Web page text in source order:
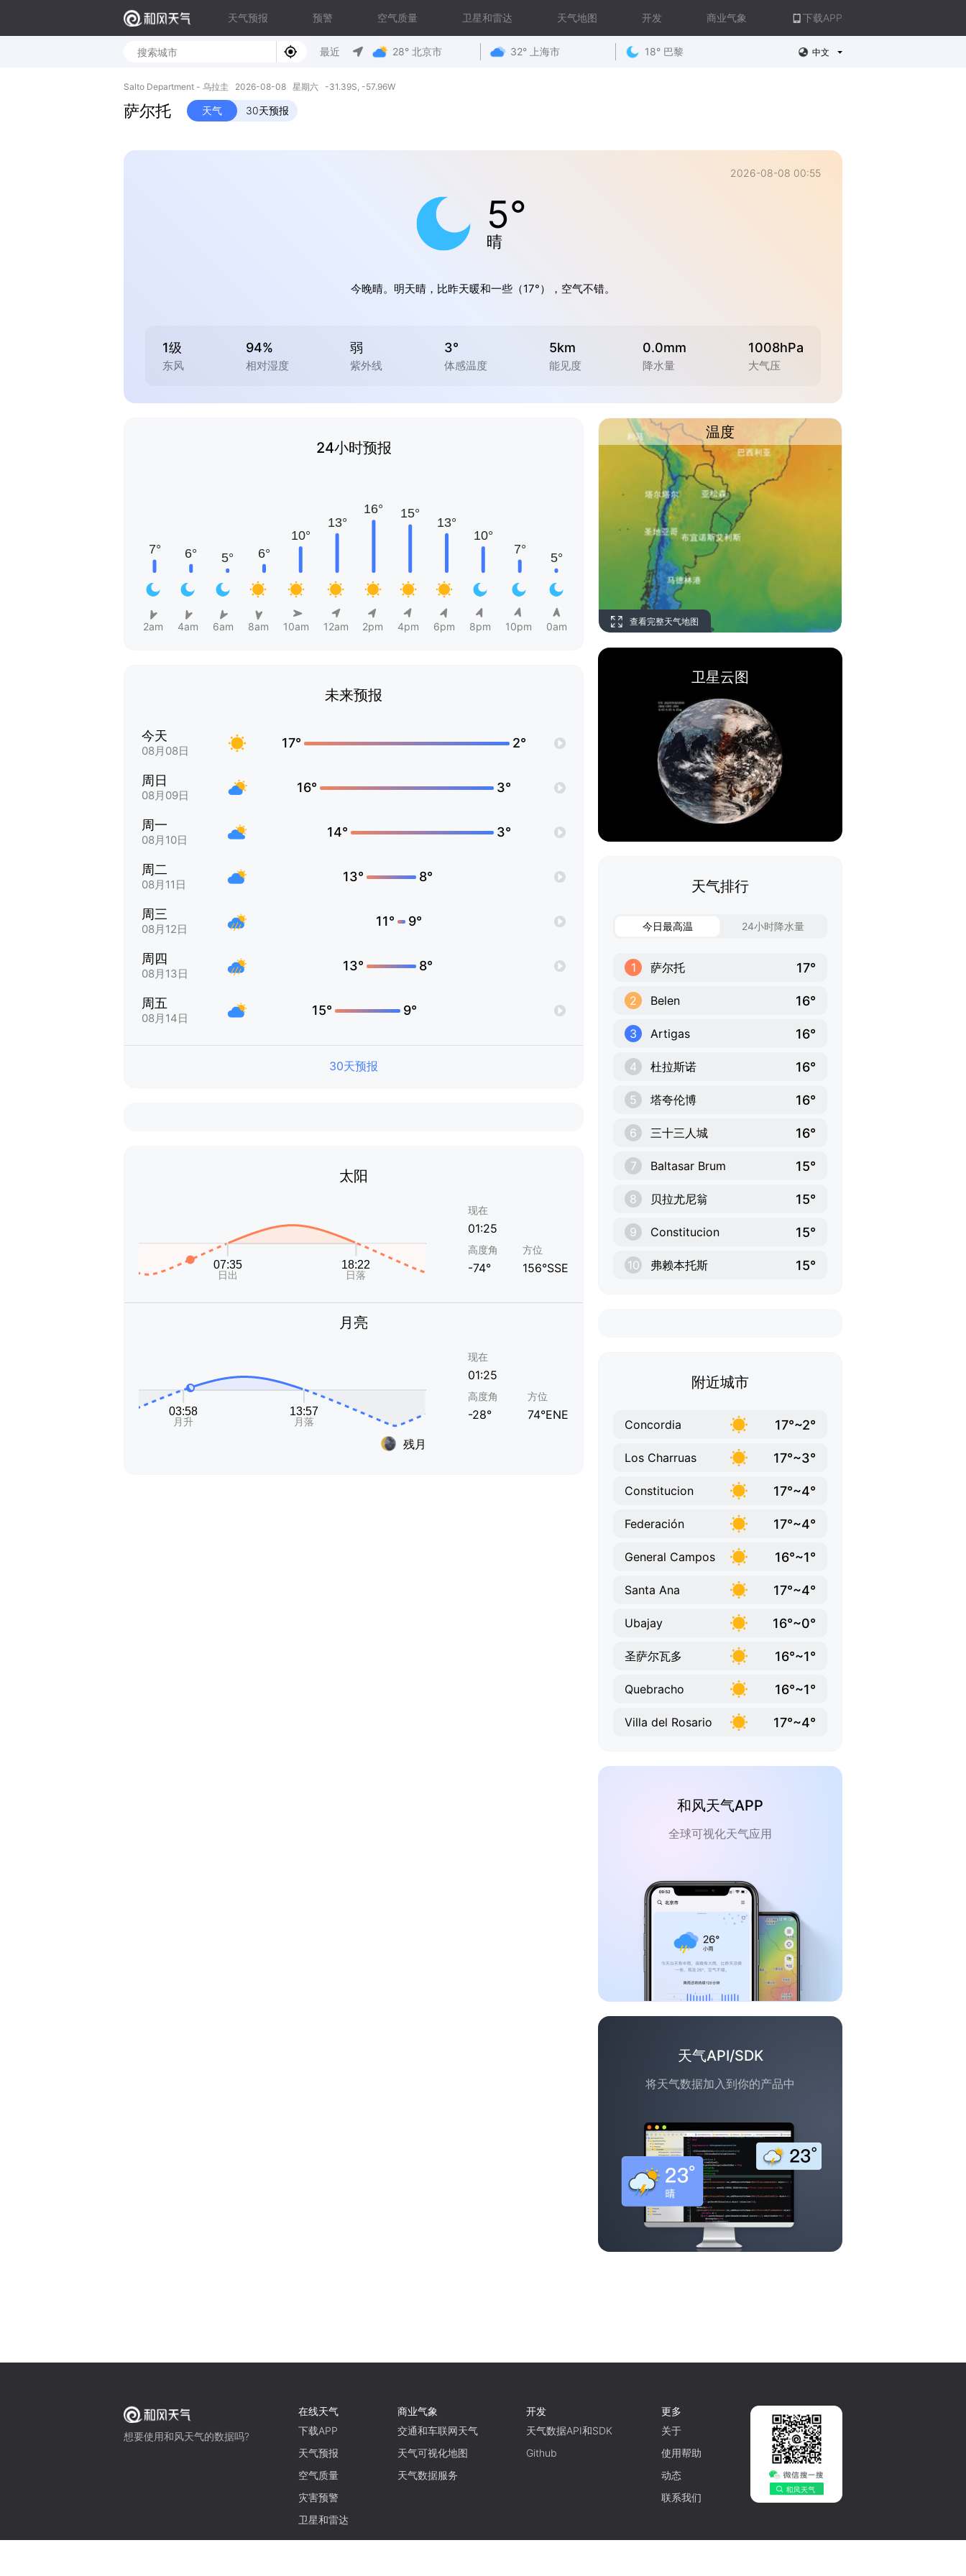
天气预报 预警 空气质量 卫星和雷达 天气地图 开发 商业气象 下载APP
最近 28° 北京市 32° 上海市 18° 巴黎 中文
Salto Department - 乌拉圭 2026-08-08 星期六 -31.39S, -57.96W
萨尔托 天气 30天预报
2026-08-08 00:55
5°
晴
今晚晴。明天晴，比昨天暖和一些（17°），空气不错。
1级
东风
94%
相对湿度
弱
紫外线
3°
体感温度
5km
能见度
0.0mm
降水量
1008hPa
大气压
24小时预报
2am 4am 6am 8am 10am 12am 2pm 4pm 6pm 8pm 10pm 0am
未来预报
今天
08月08日
17° 2°
周日
08月09日
16° 3°
周一
08月10日
14° 3°
周二
08月11日
13° 8°
周三
08月12日
11° 9°
周四
08月13日
13° 8°
周五
08月14日
15° 9°
30天预报
太阳
现在
01:25
高度角
-74°
方位
156°SSE
月亮
残月
现在
01:25
高度角
-28°
方位
74°ENE
温度
查看完整天气地图
卫星云图
天气排行
今日最高温 24小时降水量
1 萨尔托 17°
2 Belen 16°
3 Artigas 16°
4 杜拉斯诺 16°
5 塔夸伦博 16°
6 三十三人城 16°
7 Baltasar Brum 15°
8 贝拉尤尼翁 15°
9 Constitucion 15°
10 弗赖本托斯 15°
附近城市
Concordia 17°~2°
Los Charruas 17°~3°
Constitucion 17°~4°
Federación 17°~4°
General Campos 16°~1°
Santa Ana 17°~4°
Ubajay 16°~0°
圣萨尔瓦多 16°~1°
Quebracho 16°~1°
Villa del Rosario 17°~4°
和风天气APP
全球可视化天气应用
天气API/SDK
将天气数据加入到你的产品中
想要使用和风天气的数据吗?
在线天气
下载APP
天气预报
空气质量
灾害预警
卫星和雷达
商业气象
交通和车联网天气
天气可视化地图
天气数据服务
开发
天气数据API和SDK
Github
更多
关于
使用帮助
动态
联系我们